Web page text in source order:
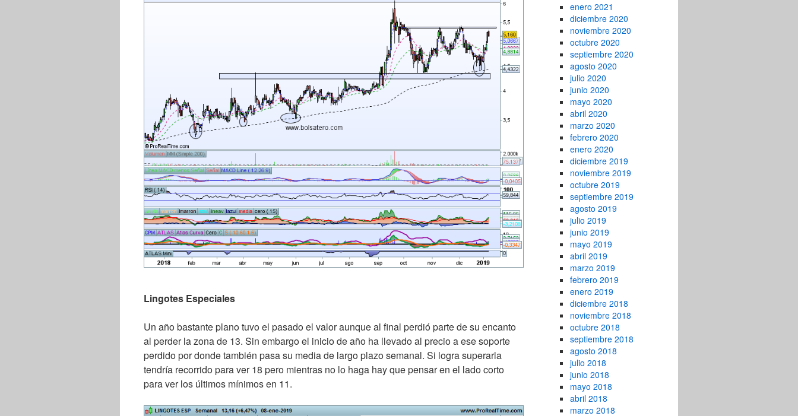
Lingotes Especiales
Un año bastante plano tuvo el pasado el valor aunque al final perdió parte de su encanto
al perder la zona de 13. Sin embargo el inicio de año ha llevado al precio a ese soporte
perdido por donde también pasa su media de largo plazo semanal. Si logra superarla
tendría recorrido para ver 18 pero mientras no lo haga hay que pensar en el lado corto
para ver los últimos mínimos en 11.
enero 2021
diciembre 2020
noviembre 2020
octubre 2020
septiembre 2020
agosto 2020
julio 2020
junio 2020
mayo 2020
abril 2020
marzo 2020
febrero 2020
enero 2020
diciembre 2019
noviembre 2019
octubre 2019
septiembre 2019
agosto 2019
julio 2019
junio 2019
mayo 2019
abril 2019
marzo 2019
febrero 2019
enero 2019
diciembre 2018
noviembre 2018
octubre 2018
septiembre 2018
agosto 2018
julio 2018
junio 2018
mayo 2018
abril 2018
marzo 2018